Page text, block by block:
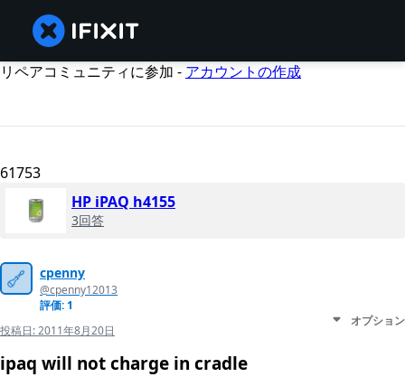
リペアコミュニティに参加 - アカウントの作成
61753
HP iPAQ h4155
3回答
cpenny
@cpenny12013
評価: 1
投稿日:2011年8月20日
オプション
ipaq will not charge in cradle